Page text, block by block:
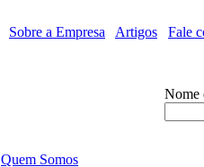
Sobre a Empresa Artigos Fale
Nome
Quem Somos